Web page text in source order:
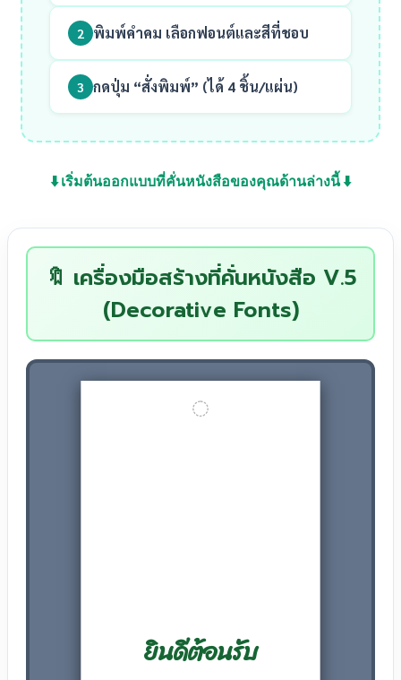
2 พิมพ์คำคม เลือกฟอนต์และสีที่ชอบ
3 กดปุ่ม “สั่งพิมพ์” (ได้ 4 ชิ้น/แผ่น)
⬇️ เริ่มต้นออกแบบที่คั่นหนังสือของคุณด้านล่างนี้ ⬇️
🔖 เครื่องมือสร้างที่คั่นหนังสือ V.5
(Decorative Fonts)
ยินดีต้อนรับ